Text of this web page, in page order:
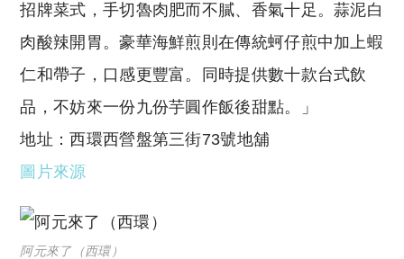
招牌菜式，手切魯肉肥而不膩、香氣十足。蒜泥白
肉酸辣開胃。豪華海鮮煎則在傳統蚵仔煎中加上蝦
仁和帶子，口感更豐富。同時提供數十款台式飲
品，不妨來一份九份芋圓作飯後甜點。」
地址：西環西營盤第三街73號地舖
圖片來源
阿元來了（西環）